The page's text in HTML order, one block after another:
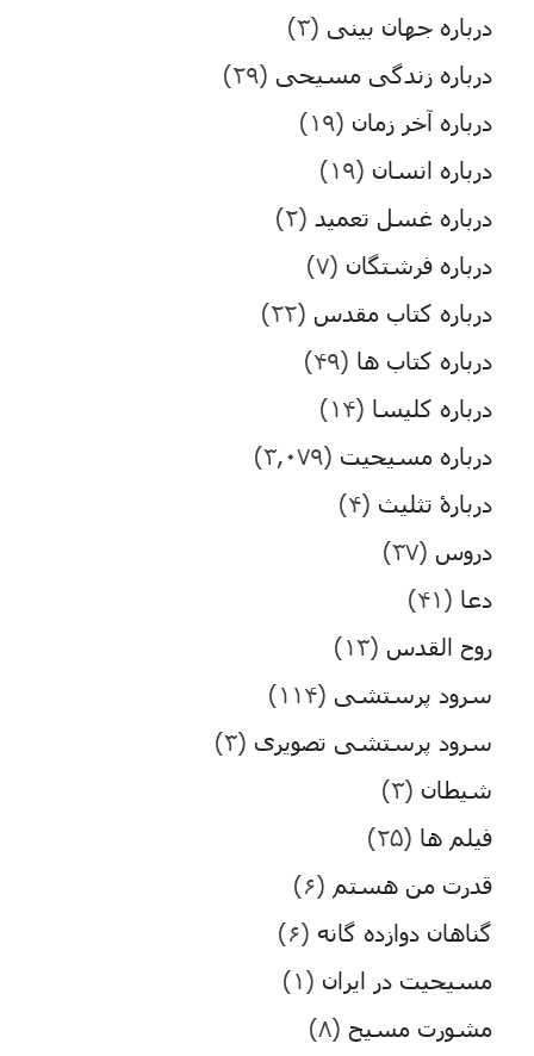
درباره جهان بینی (۳)
درباره زندگی مسیحی (۲۹)
درباره آخر زمان (۱۹)
درباره انسان (۱۹)
درباره غسل تعمید (۲)
درباره فرشتگان (۷)
درباره کتاب مقدس (۲۲)
درباره کتاب ها (۴۹)
درباره کلیسا (۱۴)
درباره مسیحیت (۳,۰۷۹)
دربارۀ تثلیث (۴)
دروس (۳۷)
دعا (۴۱)
روح القدس (۱۳)
سرود پرستشی (۱۱۴)
سرود پرستشی تصویری (۳)
شیطان (۳)
فیلم ها (۲۵)
قدرت من هستم (۶)
گناهان دوازده گانه (۶)
مسیحیت در ایران (۱)
مشورت مسیح (۸)